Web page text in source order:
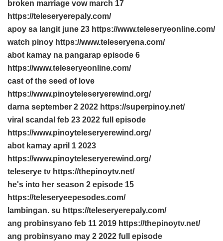
broken marriage vow march 17
https://teleseryerepaly.com/
apoy sa langit june 23 https://www.teleseryeonline.com/
watch pinoy https://www.teleseryena.com/
abot kamay na pangarap episode 6
https://www.teleseryeonline.com/
cast of the seed of love
https://www.pinoyteleseryerewind.org/
darna september 2 2022 https://superpinoy.net/
viral scandal feb 23 2022 full episode
https://www.pinoyteleseryerewind.org/
abot kamay april 1 2023
https://www.pinoyteleseryerewind.org/
teleserye tv https://thepinoytv.net/
he's into her season 2 episode 15
https://teleseryeepesodes.com/
lambingan. su https://teleseryerepaly.com/
ang probinsyano feb 11 2019 https://thepinoytv.net/
ang probinsyano may 2 2022 full episode